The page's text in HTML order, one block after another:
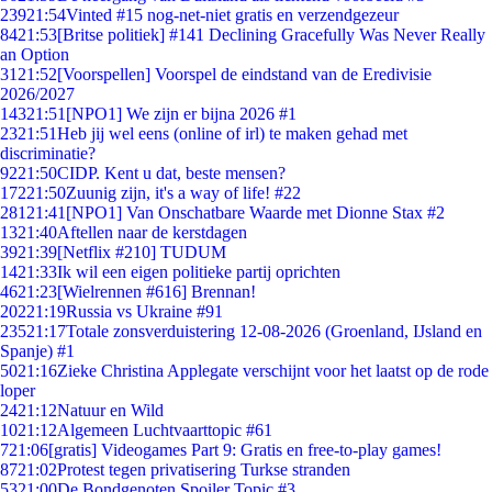
23921:54Vinted #15 nog-net-niet gratis en verzendgezeur
8421:53[Britse politiek] #141 Declining Gracefully Was Never Really
an Option
31 21:52[Voorspellen] Voorspel de eindstand van de Eredivisie
2026/2027
14321:51 [NPO1] We zijn er bijna 2026 #1
2321:51Heb jij wel eens (online of irl) te maken gehad met
discriminatie?
9221:50CIDP. Kent u dat, beste mensen?
17221:50Zuunig zijn, it's a way of life! #22
281 21:41 [NPO1] Van Onschatbare Waarde met Dionne Stax #2
1321:40Aftellen naar de kerstdagen
3921:39[Netflix #210] TUDUM
1421:33Ik wil een eigen politieke partij oprichten
4621:23[Wielrennen #616] Brennan!
20221:19Russia vs Ukraine #91
23521:17Totale zonsverduistering 12-08-2026 (Groenland, IJsland en
Spanje) #1
5021:16Zieke Christina Applegate verschijnt voor het laatst op de rode
loper
2421:12Natuur en Wild
1021:12Algemeen Luchtvaarttopic #61
721:06[gratis] Videogames Part 9: Gratis en free-to-play games!
8721:02Protest tegen privatisering Turkse stranden